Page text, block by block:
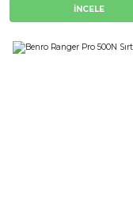
İNCELE